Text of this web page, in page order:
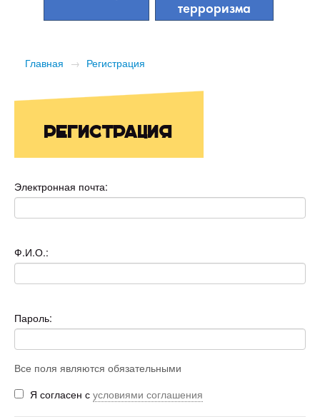
терроризма
Главная → Регистрация
Регистрация
Электронная почта:
Ф.И.О.:
Пароль:
Все поля являются обязательными
Я согласен с условиями соглашения